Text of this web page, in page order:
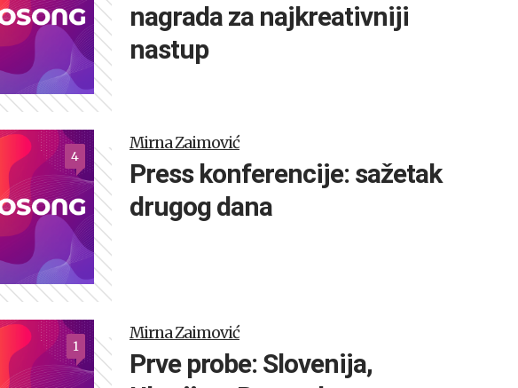
nagrada za najkreativniji
nastup
4
Mirna Zaimović
Press konferencije: sažetak
drugog dana
1
Mirna Zaimović
Prve probe: Slovenija,